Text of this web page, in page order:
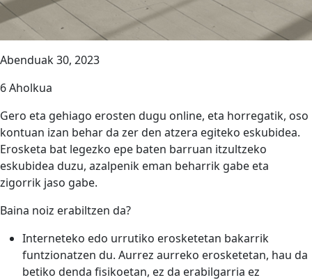
Abenduak 30, 2023
6 Aholkua
Gero eta gehiago erosten dugu online, eta horregatik, oso
kontuan izan behar da zer den atzera egiteko eskubidea.
Erosketa bat legezko epe baten barruan itzultzeko
eskubidea duzu, azalpenik eman beharrik gabe eta
zigorrik jaso gabe.
Baina noiz erabiltzen da?
Interneteko edo urrutiko erosketetan bakarrik
funtzionatzen du. Aurrez aurreko erosketetan, hau da
betiko denda fisikoetan, ez da erabilgarria ez